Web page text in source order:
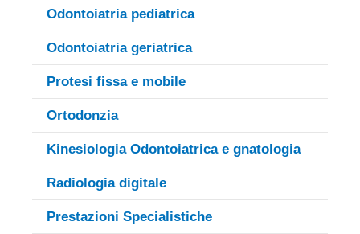
Odontoiatria pediatrica
Odontoiatria geriatrica
Protesi fissa e mobile
Ortodonzia
Kinesiologia Odontoiatrica e gnatologia
Radiologia digitale
Prestazioni Specialistiche